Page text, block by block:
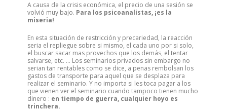
A causa de la crisis económica, el precio de una sesión se
volvió muy bajo. Para los psicoanalistas, ¡es la
miseria!
En esta situación de restricción y precariedad, la reacción
seria el repliegue sobre si mismo, el cada uno por si solo,
el buscar sacar mas provechos que los demás, el tentar
salvarse, etc. … Los seminarios privados sin embargo no
serian tan rentables como se dice, a penas rembolsan los
gastos de transporte para aquel que se desplaza para
realizar el seminario. Y no importa si les toca pagar a los
que vienen ver el seminario cuando tampoco tienen mucho
dinero : en tiempo de guerra, cualquier hoyo es
trinchera.